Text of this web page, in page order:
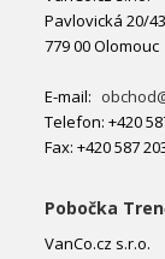
Pavlovická 20/43
779 00 Olomouc
E-mail:
Telefon: +420
Fax: +420 587
Pobočka
VanCo.cz s.r.o.